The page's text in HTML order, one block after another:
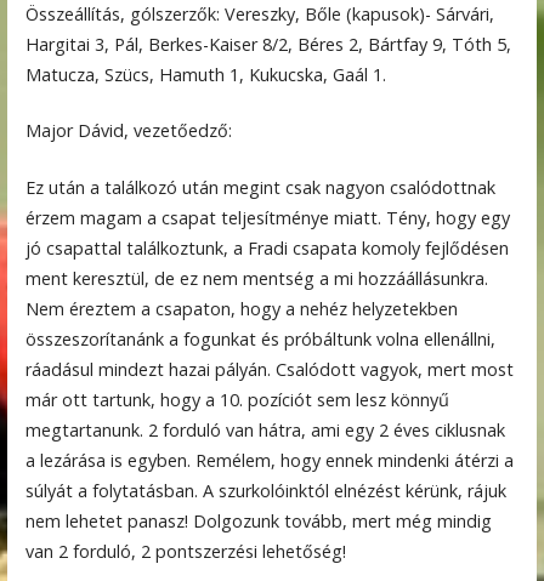
Összeállítás, gólszerzők: Vereszky, Bőle (kapusok)- Sárvári,
Hargitai 3, Pál, Berkes-Kaiser 8/2, Béres 2, Bártfay 9, Tóth 5,
Matucza, Szücs, Hamuth 1, Kukucska, Gaál 1.
Major Dávid, vezetőedző:
Ez után a találkozó után megint csak nagyon csalódottnak
érzem magam a csapat teljesítménye miatt. Tény, hogy egy
jó csapattal találkoztunk, a Fradi csapata komoly fejlődésen
ment keresztül, de ez nem mentség a mi hozzáállásunkra.
Nem éreztem a csapaton, hogy a nehéz helyzetekben
összeszorítanánk a fogunkat és próbáltunk volna ellenállni,
ráadásul mindezt hazai pályán. Csalódott vagyok, mert most
már ott tartunk, hogy a 10. pozíciót sem lesz könnyű
megtartanunk. 2 forduló van hátra, ami egy 2 éves ciklusnak
a lezárása is egyben. Remélem, hogy ennek mindenki átérzi a
súlyát a folytatásban. A szurkolóinktól elnézést kérünk, rájuk
nem lehetet panasz! Dolgozunk tovább, mert még mindig
van 2 forduló, 2 pontszerzési lehetőség!